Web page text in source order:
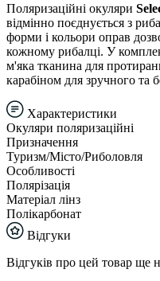
Поляризаційні окуляри
відмінно поєднується з
форми і кольори оправ
кожному рибалці. У
м'яка тканина для
карабіном для зручного та
Характеристики
Окуляри поляризаційні
Призначення
Туризм/Місто/Риболовля
Особливості
Полярізація
Матеріал лінз
Полікарбонат
Відгуки
Відгуків про цей товар ще